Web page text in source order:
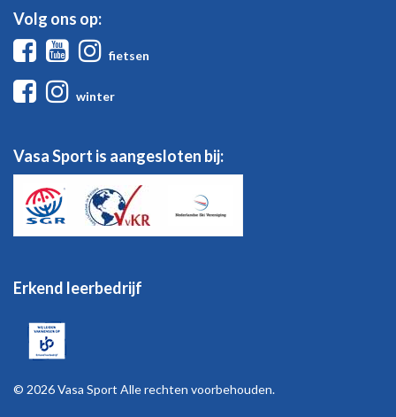
Volg ons op:
FacebookYoutube
fietsen
Facebook
winter
Vasa Sport is aangesloten bij:
Erkend leerbedrijf
© 2026 Vasa Sport Alle rechten voorbehouden.